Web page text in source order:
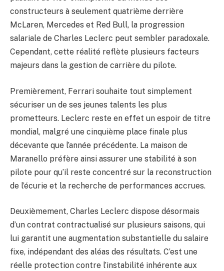
constructeurs à seulement quatrième derrière
McLaren, Mercedes et Red Bull, la progression
salariale de Charles Leclerc peut sembler paradoxale.
Cependant, cette réalité reflète plusieurs facteurs
majeurs dans la gestion de carrière du pilote.
Premièrement, Ferrari souhaite tout simplement
sécuriser un de ses jeunes talents les plus
prometteurs. Leclerc reste en effet un espoir de titre
mondial, malgré une cinquième place finale plus
décevante que l’année précédente. La maison de
Maranello préfère ainsi assurer une stabilité à son
pilote pour qu’il reste concentré sur la reconstruction
de l’écurie et la recherche de performances accrues.
Deuxièmement, Charles Leclerc dispose désormais
d’un contrat contractualisé sur plusieurs saisons, qui
lui garantit une augmentation substantielle du salaire
fixe, indépendant des aléas des résultats. C’est une
réelle protection contre l’instabilité inhérente aux